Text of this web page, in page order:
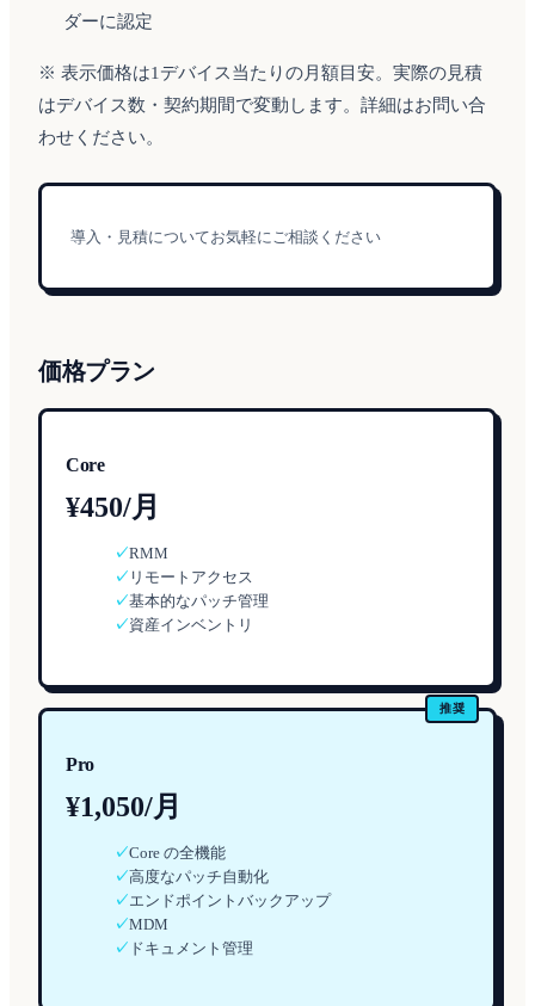
ダーに認定
※ 表示価格は1デバイス当たりの月額目安。実際の見積
はデバイス数・契約期間で変動します。詳細はお問い合
わせください。
導入・見積についてお気軽にご相談ください
価格プラン
Core
¥450/月
✓RMM
✓ リモートアクセス
✓基本的なパッチ管理
✓資産インベントリ
推奨
Pro
¥1,050/月
✓Core の全機能
✓高度なパッチ自動化
✓エンドポイントバックアップ
✓MDM
✓ ドキュメント管理